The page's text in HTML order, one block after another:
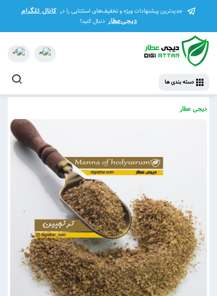
جدیدترین پیشنهادات ویژه و تخفیف‌های استثنایی را در کانال تلگرام
دیجی‌عطار دنبال کنید!
دسته بندی ها
دیجی عطار